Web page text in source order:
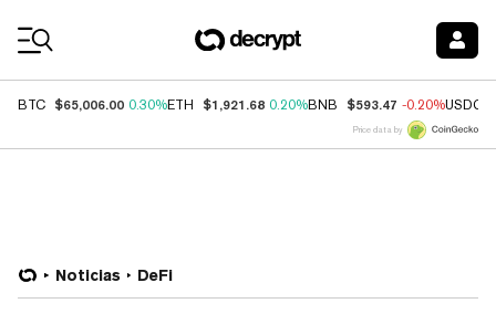
BTC $65,006.00 0.30%ETH $1,921.68 0.20%BNB $593.47 -0.20%USDC
Price data by
Noticias DeFi